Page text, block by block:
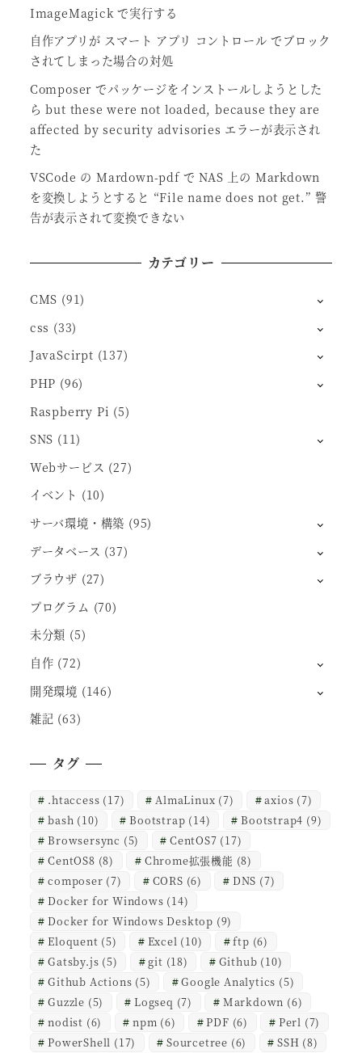
ImageMagick で実行する
自作アプリが スマート アプリ コントロール でブロック
されてしまった場合の対処
Composer でパッケージをインストールしようとした
ら but these were not loaded, because they are
affected by security advisories エラーが表示され
た
VSCode の Mardown-pdf で NAS 上の Markdown
を変換しようとすると “File name does not get.” 警
告が表示されて変換できない
カテゴリー
CMS (91)
css (33)
JavaScirpt (137)
PHP (96)
Raspberry Pi (5)
SNS (11)
Webサービス (27)
イベント (10)
サーバ環境・構築 (95)
データベース (37)
ブラウザ (27)
プログラム (70)
未分類 (5)
自作 (72)
開発環境 (146)
雑記 (63)
タグ
.htaccess (17) AlmaLinux (7) axios (7)
bash (10) Bootstrap (14) Bootstrap4 (9)
Browsersync (5) CentOS7 (17)
CentOS8 (8) Chrome拡張機能 (8)
composer (7) CORS (6) DNS (7)
Docker for Windows (14)
Docker for Windows Desktop (9)
Eloquent (5) Excel (10) ftp (6)
Gatsby.js (5) git (18) Github (10)
Github Actions (5) Google Analytics (5)
Guzzle (5) Logseq (7) Markdown (6)
nodist (6) npm (6) PDF (6) Perl (7)
PowerShell (17) Sourcetree (6) SSH (8)